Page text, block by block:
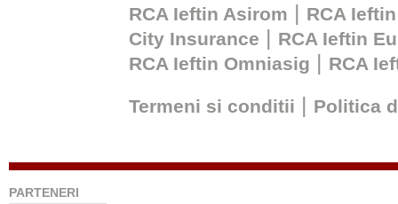
RCA Ieftin Asirom
RCA
City Insurance
RCA Ieftin
RCA Ieftin Omniasig
RCA
Termeni si conditii Politica
PARTENERI